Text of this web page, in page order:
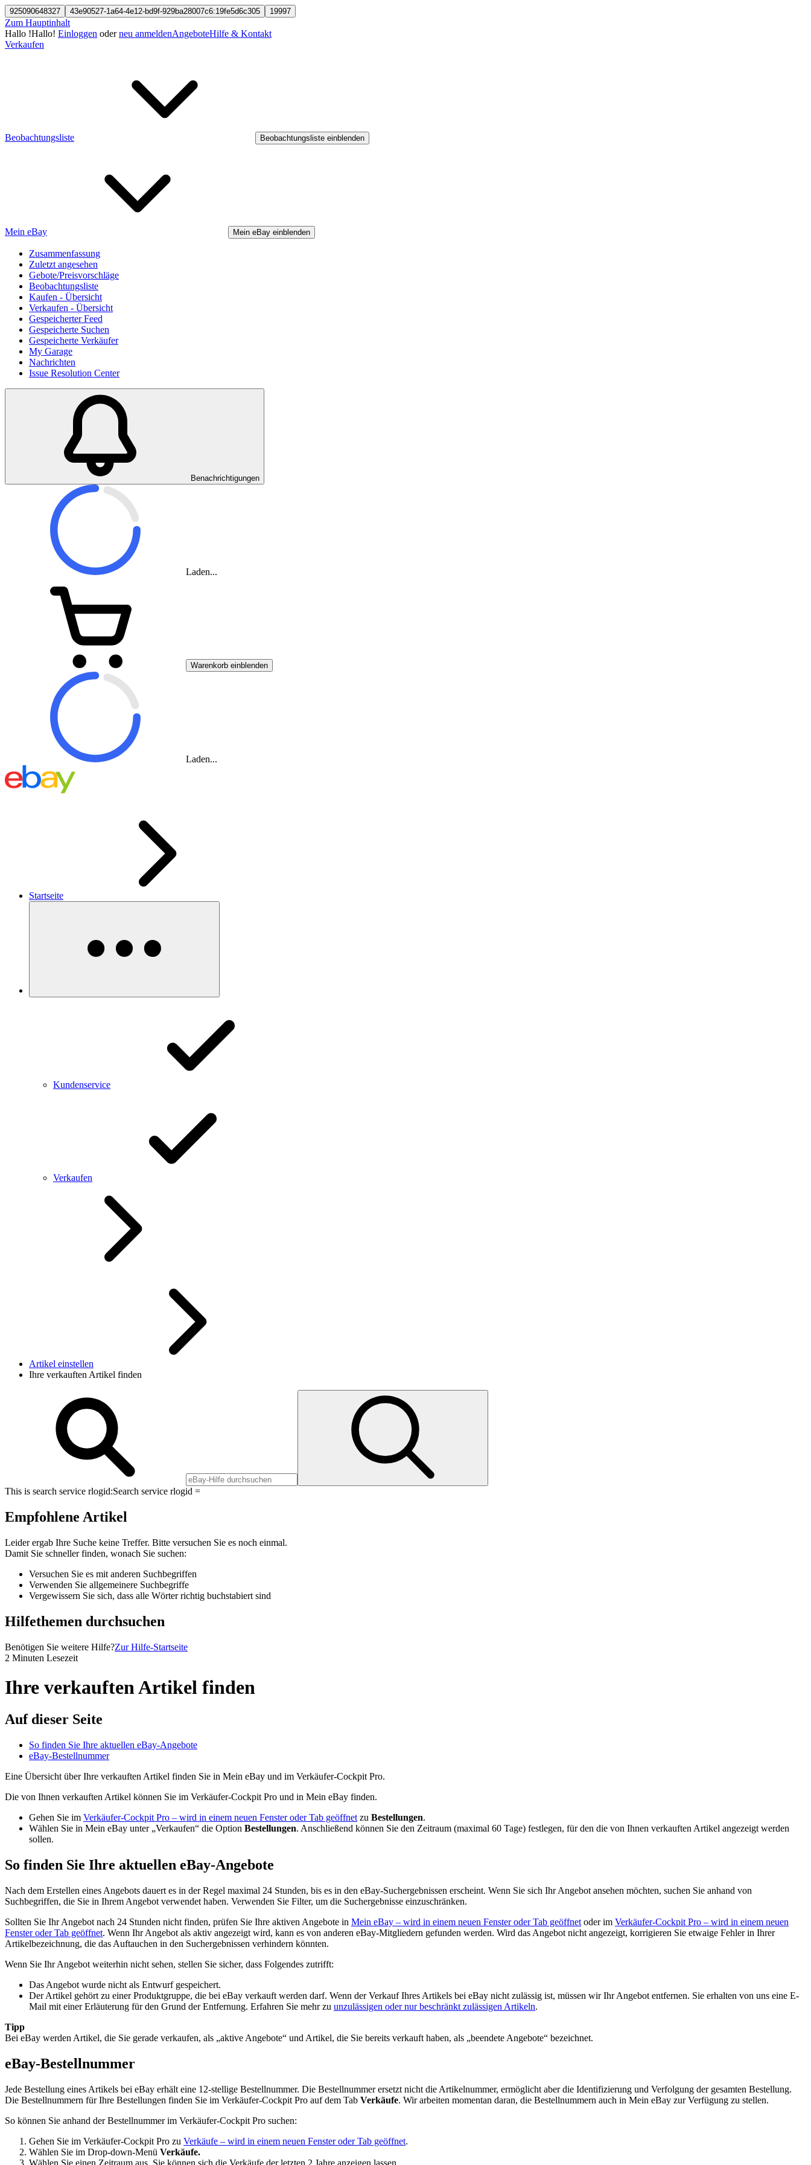
925090648327 43e90527-1a64-4e12-bd9f-929ba28007c6:19fe5d6c305 19997
Zum Hauptinhalt
Hallo !Hallo! Einloggen oderneu anmeldenAngeboteHilfe & Kontakt
Verkaufen
Beobachtungsliste Beobachtungsliste einblenden
Mein eBay Mein eBay einblenden
Zusammenfassung
Zuletzt angesehen
Gebote/Preisvorschläge
Beobachtungsliste
Kaufen - Übersicht
Verkaufen - Übersicht
Gespeicherter Feed
Gespeicherte Suchen
Gespeicherte Verkäufer
My Garage
Nachrichten
Issue Resolution Center
Benachrichtigungen
Laden...
Warenkorb einblenden
Laden...
Startseite
Kundenservice
Verkaufen
Artikel einstellen
Ihre verkauften Artikel finden
This is search service rlogid:Search service rlogid =
Empfohlene Artikel
Leider ergab Ihre Suche keine Treffer. Bitte versuchen Sie es noch einmal.
Damit Sie schneller finden, wonach Sie suchen:
Versuchen Sie es mit anderen Suchbegriffen
Verwenden Sie allgemeinere Suchbegriffe
Vergewissern Sie sich, dass alle Wörter richtig buchstabiert sind
Hilfethemen durchsuchen
Benötigen Sie weitere Hilfe?Zur Hilfe-Startseite
2 Minuten Lesezeit
Ihre verkauften Artikel finden
Auf dieser Seite
So finden Sie Ihre aktuellen eBay-Angebote
eBay-Bestellnummer
Eine Übersicht über Ihre verkauften Artikel finden Sie in Mein eBay und im Verkäufer-Cockpit Pro.
Die von Ihnen verkauften Artikel können Sie im Verkäufer-Cockpit Pro und in Mein eBay finden.
Gehen Sie im Verkäufer-Cockpit Pro – wird in einem neuen Fenster oder Tab geöffnet zu Bestellungen.
Wählen Sie in Mein eBay unter „Verkaufen“ die Option Bestellungen. Anschließend können Sie den Zeitraum (maximal 60 Tage) festlegen, für den die von Ihnen verkauften Artikel angezeigt werden
sollen.
So finden Sie Ihre aktuellen eBay-Angebote
Nach dem Erstellen eines Angebots dauert es in der Regel maximal 24 Stunden, bis es in den eBay-Suchergebnissen erscheint. Wenn Sie sich Ihr Angebot ansehen möchten, suchen Sie anhand von
Suchbegriffen, die Sie in Ihrem Angebot verwendet haben. Verwenden Sie Filter, um die Suchergebnisse einzuschränken.
Sollten Sie Ihr Angebot nach 24 Stunden nicht finden, prüfen Sie Ihre aktiven Angebote in Mein eBay – wird in einem neuen Fenster oder Tab geöffnet oder im Verkäufer-Cockpit Pro – wird in einem neuen
Fenster oder Tab geöffnet. Wenn Ihr Angebot als aktiv angezeigt wird, kann es von anderen eBay-Mitgliedern gefunden werden. Wird das Angebot nicht angezeigt, korrigieren Sie etwaige Fehler in Ihrer
Artikelbezeichnung, die das Auftauchen in den Suchergebnissen verhindern könnten.
Wenn Sie Ihr Angebot weiterhin nicht sehen, stellen Sie sicher, dass Folgendes zutrifft:
Das Angebot wurde nicht als Entwurf gespeichert.
Der Artikel gehört zu einer Produktgruppe, die bei eBay verkauft werden darf. Wenn der Verkauf Ihres Artikels bei eBay nicht zulässig ist, müssen wir Ihr Angebot entfernen. Sie erhalten von uns eine E-
Mail mit einer Erläuterung für den Grund der Entfernung. Erfahren Sie mehr zu unzulässigen oder nur beschränkt zulässigen Artikeln.
Tipp
Bei eBay werden Artikel, die Sie gerade verkaufen, als „aktive Angebote“ und Artikel, die Sie bereits verkauft haben, als „beendete Angebote“ bezeichnet.
eBay-Bestellnummer
Jede Bestellung eines Artikels bei eBay erhält eine 12-stellige Bestellnummer. Die Bestellnummer ersetzt nicht die Artikelnummer, ermöglicht aber die Identifizierung und Verfolgung der gesamten Bestellung.
Die Bestellnummern für Ihre Bestellungen finden Sie im Verkäufer-Cockpit Pro auf dem Tab Verkäufe. Wir arbeiten momentan daran, die Bestellnummern auch in Mein eBay zur Verfügung zu stellen.
So können Sie anhand der Bestellnummer im Verkäufer-Cockpit Pro suchen:
Gehen Sie im Verkäufer-Cockpit Pro zu Verkäufe – wird in einem neuen Fenster oder Tab geöffnet.
Wählen Sie im Drop-down-Menü Verkäufe.
Wählen Sie einen Zeitraum aus. Sie können sich die Verkäufe der letzten 2 Jahre anzeigen lassen.